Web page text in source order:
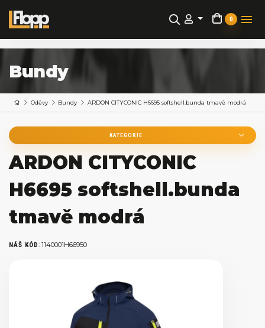
0
Bundy
Oděvy Bundy ARDON CITYCONIC H6695 softshell.bunda tmavě modrá
KATEGORIE
ARDON CITYCONIC
H6695 softshell.bunda
tmavě modrá
NÁŠ KÓD: 1140001H66950